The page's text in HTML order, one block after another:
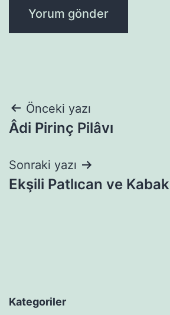
Yazı
gezinmesi
Önceki yazı
Âdi Pirinç Pilâvı
Sonraki yazı
Ekşili Patlıcan ve Kabak
Kategoriler